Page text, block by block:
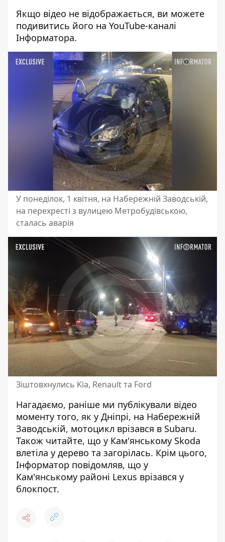
Якщо відео не відображається, ви можете
подивитись його на YouTube-каналі
Інформатора.
У понеділок, 1 квітня, на Набережній Заводській,
на перехресті з вулицею Метробудівською,
сталась аварія
Зіштовхнулись Kia, Renault та Ford
Нагадаємо, раніше ми публікували відео
моменту того, як у Дніпрі, на Набережній
Заводській, мотоцикл врізався в Subaru.
Також читайте, що у Кам'янському Skoda
влетіла у дерево та загорілась. Крім цього,
Інформатор повідомляв, що у
Кам'янському районі Lexus врізався у
блокпост.